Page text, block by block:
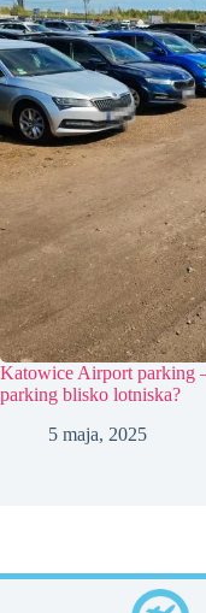
Katowice Airport parking
parking blisko lotniska?
5 maja, 2025